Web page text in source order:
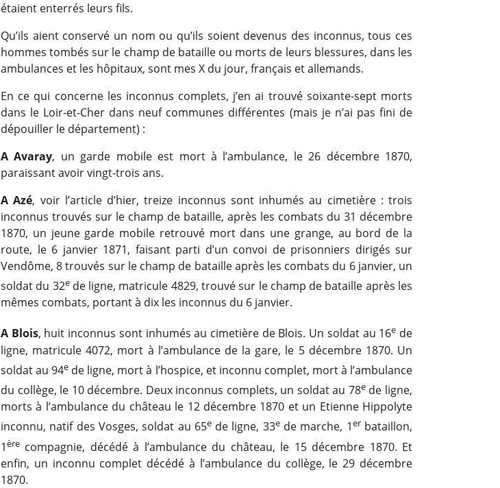
étaient enterrés leurs fils.
Qu’ils aient conservé un nom ou qu’ils soient devenus des inconnus, tous ces
hommes tombés sur le champ de bataille ou morts de leurs blessures, dans les
ambulances et les hôpitaux, sont mes X du jour, français et allemands.
En ce qui concerne les inconnus complets, j’en ai trouvé soixante-sept morts
dans le Loir-et-Cher dans neuf communes différentes (mais je n’ai pas fini de
dépouiller le département) :
A Avaray, un garde mobile est mort à l’ambulance, le 26 décembre 1870,
paraissant avoir vingt-trois ans.
A Azé, voir l’article d’hier, treize inconnus sont inhumés au cimetière : trois
inconnus trouvés sur le champ de bataille, après les combats du 31 décembre
1870, un jeune garde mobile retrouvé mort dans une grange, au bord de la
route, le 6 janvier 1871, faisant parti d’un convoi de prisonniers dirigés sur
Vendôme, 8 trouvés sur le champ de bataille après les combats du 6 janvier, un
soldat du 32ede ligne, matricule 4829, trouvé sur le champ de bataille après les
mêmes combats, portant à dix les inconnus du 6 janvier.
A Blois, huit inconnus sont inhumés au cimetière de Blois. Un soldat au 16e de
ligne, matricule 4072, mort à l’ambulance de la gare, le 5 décembre 1870. Un
soldat au 94e de ligne, mort à l’hospice, et inconnu complet, mort à l’ambulance
du collège, le 10 décembre. Deux inconnus complets, un soldat au 78ede ligne,
morts à l’ambulance du château le 12 décembre 1870 et un Etienne Hippolyte
inconnu, natif des Vosges, soldat au 65ede ligne, 33ede marche, 1erbataillon,
1ère compagnie, décédé à l’ambulance du château, le 15 décembre 1870. Et
enfin, un inconnu complet décédé à l’ambulance du collège, le 29 décembre
1870.